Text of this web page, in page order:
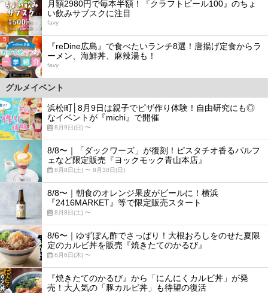
月額2980円で毎本半額！『クラフトビール100』のちょ
い飲みサブスクに注目
favy
5
『reDine広島』で食べたいランチ8選！唐揚げ定食からラ
ーメン、海鮮丼、麻辣湯も！
favy
グルメイベント
浜松町│8月9日は親子でピザ作り体験！自由研究にも◎
なイベントが『michi』で開催
8月9日(日) 〜
8/8〜｜「ダックワーズ」が復刻！ピスタチオ香るパルフ
ェなど限定販売『ヨックモック青山本店』
8月8日(土) 〜 8月30日(日)
8/8〜｜朝食のオレンジ果皮がビールに！横浜
『2416MARKET』等で限定販売スタート
8月8日(土) 〜
8/6〜｜ゆずぽん酢でさっぱり！大根おろしをのせた夏限
定のカルビ丼を販売『焼きたてのかるび』
8月6日(木) 〜
『焼きたてのかるび』から「にんにくカルビ丼」が発
売！大人気の「豚カルビ丼」も待望の復活